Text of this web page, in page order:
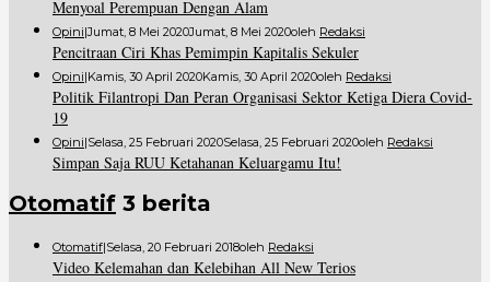
Menyoal Perempuan Dengan Alam
Opini|Jumat, 8 Mei 2020Jumat, 8 Mei 2020Oleh Redaksi
Pencitraan Ciri Khas Pemimpin Kapitalis Sekuler
Opini|Kamis, 30 April 2020Kamis, 30 April 2020Oleh Redaksi
Politik Filantropi Dan Peran Organisasi Sektor Ketiga Diera Covid-
19
Opini|Selasa, 25 Februari 2020Selasa, 25 Februari 2020Oleh Redaksi
Simpan Saja RUU Ketahanan Keluargamu Itu!
Otomatif 3 berita
Otomatif|Selasa, 20 Februari 2018Oleh Redaksi
Video Kelemahan dan Kelebihan All New Terios